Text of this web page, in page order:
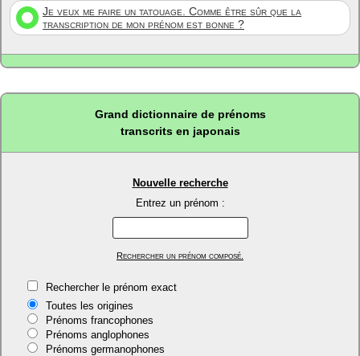
Je veux me faire un tatouage. Comme être sûr que la
transcription de mon prénom est bonne ?
Grand dictionnaire de prénoms
transcrits en japonais
Nouvelle recherche
Entrez un prénom :
Rechercher un prénom composé.
Rechercher le prénom exact
Toutes les origines
Prénoms francophones
Prénoms anglophones
Prénoms germanophones